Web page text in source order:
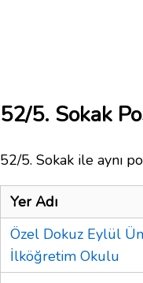
52/5. Sokak
52/5. Sokak ile aynı
Yer Adı
Özel Dokuz Eylül
İlköğretim Okulu